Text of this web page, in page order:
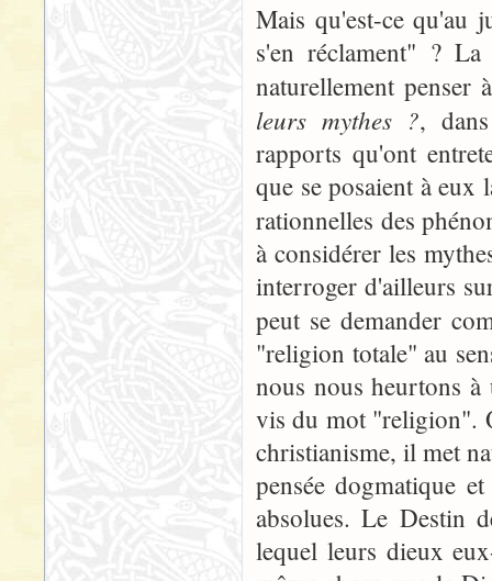
Mais qu'est-ce qu'au
s'en réclament" ?
naturellement penser
leurs mythes ?,
rapports qu'ont
que se posaient à eux
rationnelles des
à considérer les
interroger d'ailleurs
peut se demander
"religion totale" au
nous nous heurtons
vis du mot "religion".
christianisme, il met
pensée dogmatique
absolues. Le Destin
lequel leurs dieux